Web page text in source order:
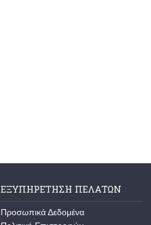
ΕΞΥΠΗΡΕΤΗΣΗ ΠΕΛΑΤΩΝ
Προσωπικά Δεδομένα